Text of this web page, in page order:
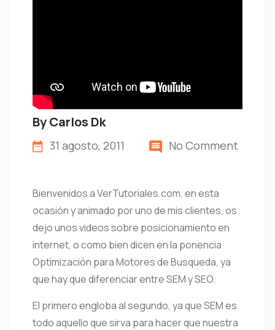
ByCarlos Dk
31 agosto, 2011 No Comment
Bienvenidos a VerTutoriales.com, en esta
ocasión y animado por uno de mis clientes, os
dejo unos videos sobre posicionamiento en
internet, o como bien dicen en la ponencia
Optimización para Motores de Busqueda, ya
que hay que diferenciar entre SEM y SEO.
El primero engloba al segundo, ya que SEM es
todo aquello que sirva para hacer que nuestra